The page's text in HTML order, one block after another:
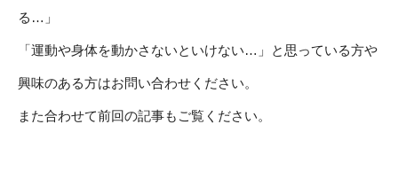
る…」
「運動や身体を動かさないといけない…」と思っている方や
興味のある方はお問い合わせください。
また合わせて前回の記事もご覧ください。